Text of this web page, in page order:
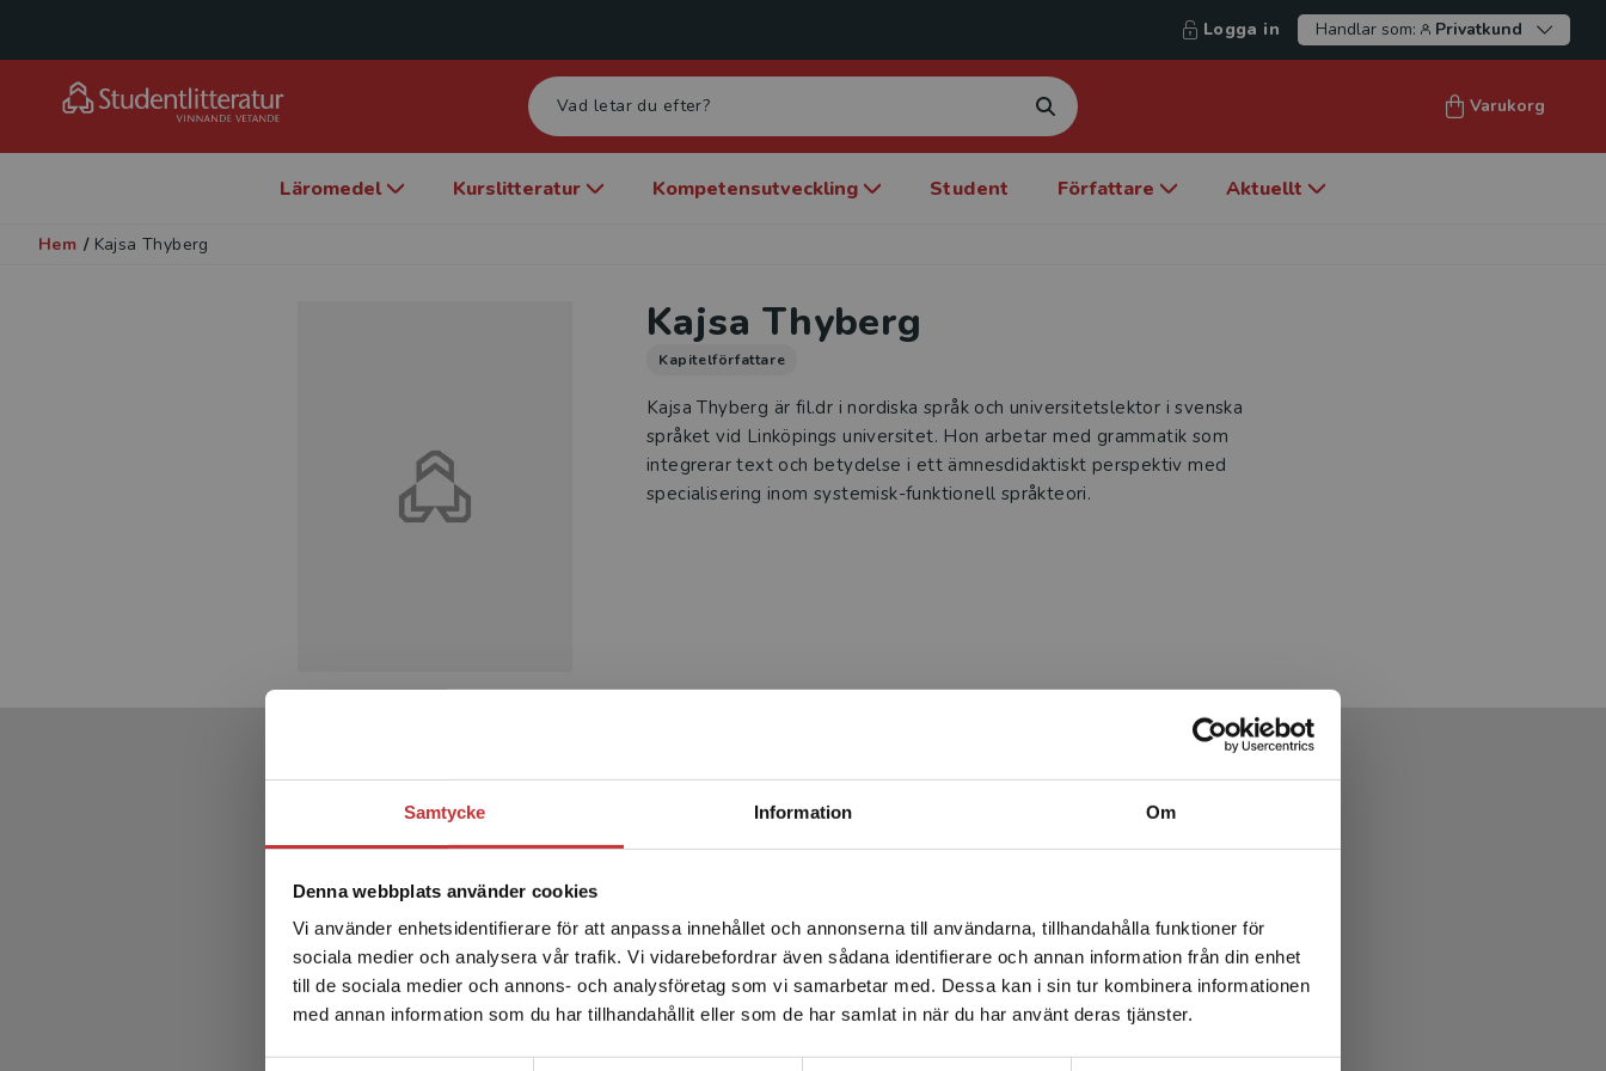
Samtycke Information Om
Denna webbplats använder cookies
Vi använder enhetsidentifierare för att anpassa innehållet och annonserna till användarna, tillhandahålla funktioner för
sociala medier och analysera vår trafik. Vi vidarebefordrar även sådana identifierare och annan information från din enhet
till de sociala medier och annons- och analysföretag som vi samarbetar med. Dessa kan i sin tur kombinera informationen
med annan information som du har tillhandahållit eller som de har samlat in när du har använt deras tjänster.
Begränsad fraktregion
Det verkar som att du besöker studentlitteratur.se via en
enhet utanför Sverige. Vi erbjuder inte leveranser utanför
Sverige. För att kunna slutföra ett köp måste
leveransadressen vara i Sverige.Läs mer
Logga in Handlar som: Privatkund
Varukorg
Läromedel Kurslitteratur Kompetensutveckling Student Författare Aktuellt
Hem / Kajsa Thyberg
Kajsa Thyberg
Kapitelförfattare
Kajsa Thyberg är fil.dr i nordiska språk och universitetslektor i svenska
språket vid Linköpings universitet. Hon arbetar med grammatik som
integrerar text och betydelse i ett ämnesdidaktiskt perspektiv med
specialisering inom systemisk-funktionell språkteori.
Produkter